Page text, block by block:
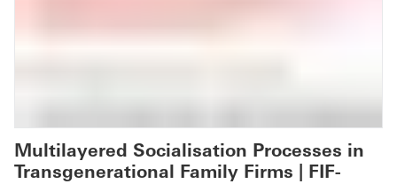
Multilayered Socialisation Processes in
Transgenerational Family Firms | FIF-